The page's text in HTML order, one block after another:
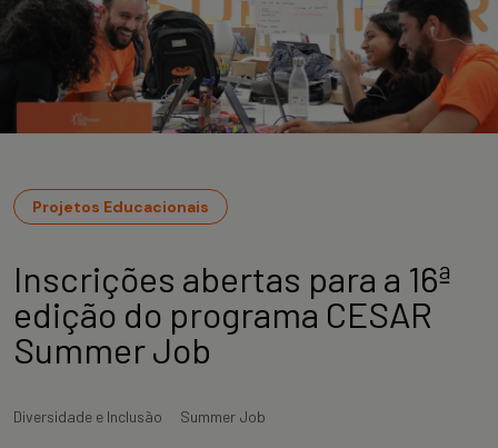
Projetos Educacionais
Inscrições abertas para a 16ª
edição do programa CESAR
Summer Job
Diversidade e Inclusão Summer Job